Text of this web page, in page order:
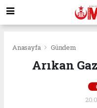
Anasayfa Gündem
Arıkan